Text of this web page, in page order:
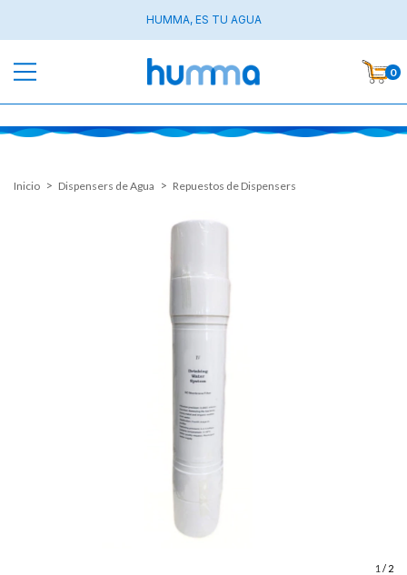
HUMMA, ES TU AGUA
0
Inicio > Dispensers de Agua > Repuestos de Dispensers
1 / 2